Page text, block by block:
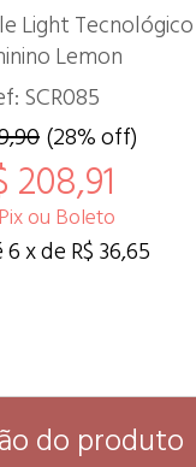
Light Tecnológico
Lemon
SCR085
(28% off)
208,91
ou Boleto
x de R$ 36,65
do produto